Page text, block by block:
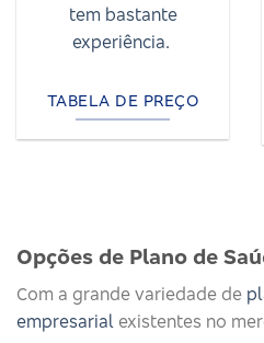
tem bastante
experiência.
TABELA DE PREÇO
Opções de Plano de
Com a grande variedade de
empresarial existentes no